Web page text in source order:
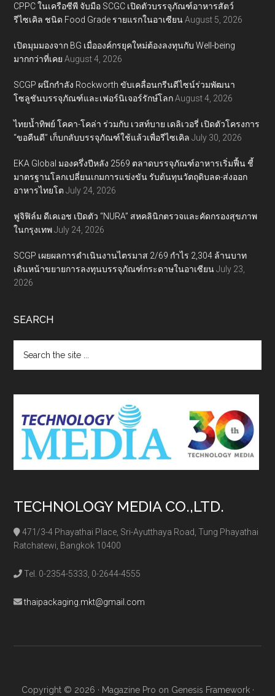
CPPC ในเครือซีพี จับมือ SCGC เปิดตัวบรรจุภัณฑ์อาหารสัตว์
รีไซเคิล ชนิด Food Grade รายแรกในอาเซียน August 5, 2026
เปิดมุมมองจาก BG เมื่อองค์กรยุคใหม่ต้องลงทุนกับ Well-being
มากกว่าที่เคย August 4, 2026
SCGP ผนึกกำลัง Rockworth ขับเคลื่อนกรีนดีไซน์ร่วมพัฒนา
โซลูชันบรรจุภัณฑ์และเฟอร์นิเจอร์รักษ์โลก August 4, 2026
ไทยน้ำทิพย์ โคคา-โคล่า ร่วมกับ เวสท์บาย เดลิเวอรี่ เปิดตัวโครงการ
“ขอคืนดี” เก็บกลับบรรจุภัณฑ์ใช้แล้วเพื่อรีไซเคิล July 30, 2026
EKA Global มองครึ่งปีหลัง 2569 ตลาดบรรจุภัณฑ์อาหารเริ่มฟื้น ชี้
มาตรฐานโลกเปลี่ยนเกมการแข่งขัน รับต้นทุนวัตถุดิบลด-ส่งออก
อาหารไทยโต July 24, 2026
ฟูจิฟิล์ม ดีเคเอช เปิดตัว “NURA” สหคลินิกตรวจและคัดกรองสุขภาพ
ในกรุงเทพ July 24, 2026
SCGP เผยผลการดำเนินงานไตรมาส 2/69 กำไร 2,304 ล้านบาท
เดินหน้าขยายการลงทุนบรรจุภัณฑ์กระดาษในอาเซียน July 23,
2026
SEARCH
the
TECHNOLOGY MEDIA CO.,LTD.
471/3-4 Phayathai Place, Sri-Ayutthaya Road, Tung Phayathai
Ratchatewi, Bangkok 10400
Tel. 0-2354-5333, 0-2644-4555
thaipackaging.mkt@gmail.com
Copyright © 2026 · Magazine Pro on Genesis Framework·